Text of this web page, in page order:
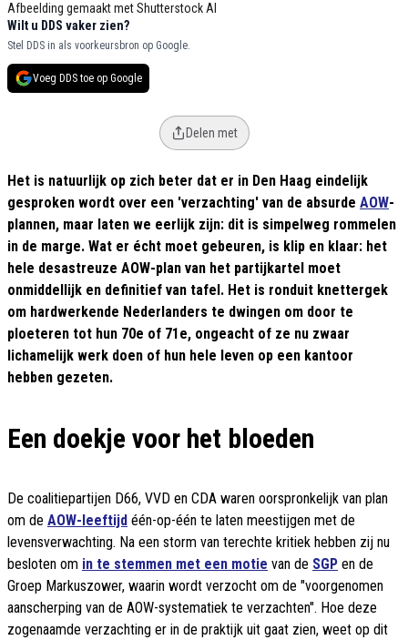
Afbeelding gemaakt met Shutterstock AI
Wilt u DDS vaker zien?
Stel DDS in als voorkeursbron op Google.
Voeg DDS toe op Google
Delen met
Het is natuurlijk op zich beter dat er in Den Haag eindelijk
gesproken wordt over een 'verzachting' van de absurde AOW-
plannen, maar laten we eerlijk zijn: dit is simpelweg rommelen
in de marge. Wat er écht moet gebeuren, is klip en klaar: het
hele desastreuze AOW-plan van het partijkartel moet
onmiddellijk en definitief van tafel. Het is ronduit knettergek
om hardwerkende Nederlanders te dwingen om door te
ploeteren tot hun 70e of 71e, ongeacht of ze nu zwaar
lichamelijk werk doen of hun hele leven op een kantoor
hebben gezeten.
Een doekje voor het bloeden
De coalitiepartijen D66, VVD en CDA waren oorspronkelijk van plan
om de AOW-leeftijd één-op-één te laten meestijgen met de
levensverwachting. Na een storm van terechte kritiek hebben zij nu
besloten om in te stemmen met een motie van de SGP en de
Groep Markuszower, waarin wordt verzocht om de "voorgenomen
aanscherping van de AOW-systematiek te verzachten". Hoe deze
zogenaamde verzachting er in de praktijk uit gaat zien, weet op dit